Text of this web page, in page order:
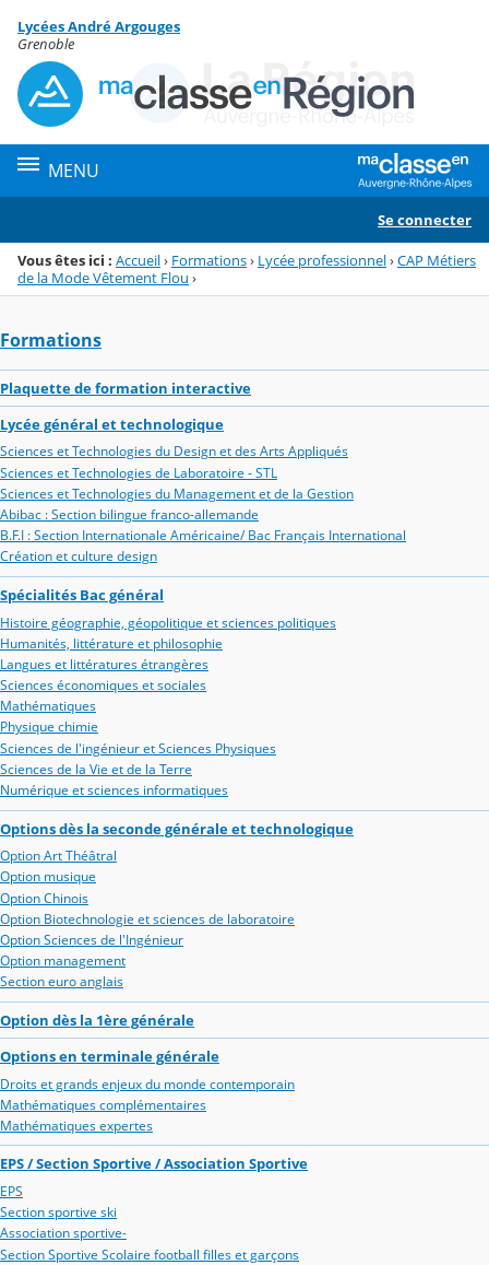
Menu de la rubrique
Contenu
Lycées André Argouges
Grenoble
MENU
Se connecter
Vous êtes ici : Accueil› Formations› Lycée professionnel›CAP Métiers
de la Mode Vêtement Flou ›
Formations
Plaquette de formation interactive
Lycée général et technologique
Sciences et Technologies du Design et des Arts Appliqués
Sciences et Technologies de Laboratoire - STL
Sciences et Technologies du Management et de la Gestion
Abibac : Section bilingue franco-allemande
B.F.I : Section Internationale Américaine/ Bac Français International
Création et culture design
Spécialités Bac général
Histoire géographie, géopolitique et sciences politiques
Humanités, littérature et philosophie
Langues et littératures étrangères
Sciences économiques et sociales
Mathématiques
Physique chimie
Sciences de l'ingénieur et Sciences Physiques
Sciences de la Vie et de la Terre
Numérique et sciences informatiques
Options dès la seconde générale et technologique
Option Art Théâtral
Option musique
Option Chinois
Option Biotechnologie et sciences de laboratoire
Option Sciences de l'Ingénieur
Option management
Section euro anglais
Option dès la 1ère générale
Options en terminale générale
Droits et grands enjeux du monde contemporain
Mathématiques complémentaires
Mathématiques expertes
EPS / Section Sportive / Association Sportive
EPS
Section sportive ski
Association sportive-
Section Sportive Scolaire football filles et garçons